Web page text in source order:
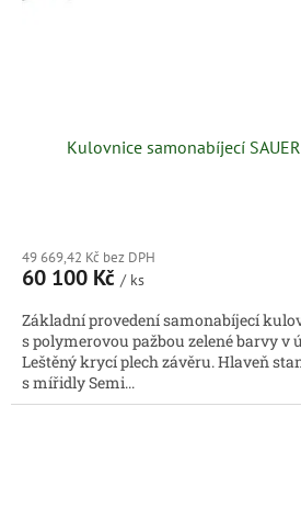
Kulovnice samonabíjecí
49 669,42 Kč bez DPH
60 100 Kč / ks
Základní provedení samonabíjecí
s polymerovou pažbou zelené barvy v
Leštěný krycí plech závěru. Hlaveň
s mířidly Semi...